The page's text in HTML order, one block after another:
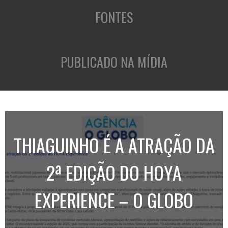
FONTES
PUBLICADO NA MÍDIA
THIAGUINHO É A ATRAÇÃO DA
2ª EDIÇÃO DO HOYA
EXPERIENCE – O GLOBO